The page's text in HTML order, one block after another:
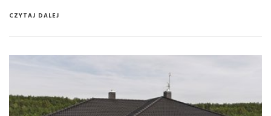
CZYTAJ DALEJ